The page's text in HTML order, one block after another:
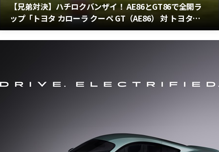
【兄弟対決】ハチロクバンザイ！ AE86とGT86で全開ラ
ップ「トヨタ カローラ クーペ GT（AE86） 対 トヨタ
GT86（ZN6）」